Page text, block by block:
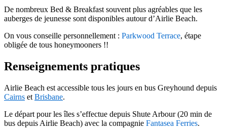
De nombreux Bed & Breakfast souvent plus agréables que les
auberges de jeunesse sont disponibles autour d’Airlie Beach.
On vous conseille personnellement : Parkwood Terrace, étape
obligée de tous honeymooners !!
Renseignements pratiques
Airlie Beach est accessible tous les jours en bus Greyhound depuis
Cairns et Brisbane.
Le départ pour les îles s’effectue depuis Shute Arbour (20 min de
bus depuis Airlie Beach) avec la compagnie Fantasea Ferries.